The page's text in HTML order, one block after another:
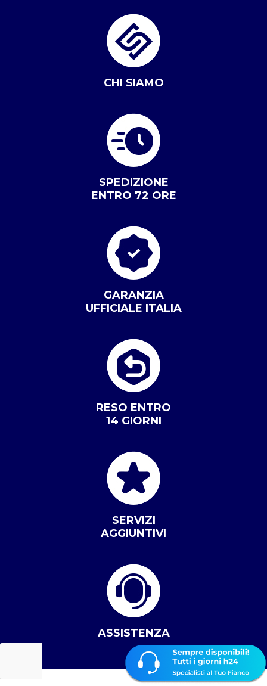
CHI SIAMO
SPEDIZIONE
ENTRO 72 ORE
GARANZIA
UFFICIALE ITALIA
RESO ENTRO
14 GIORNI
SERVIZI
AGGIUNTIVI
ASSISTENZA